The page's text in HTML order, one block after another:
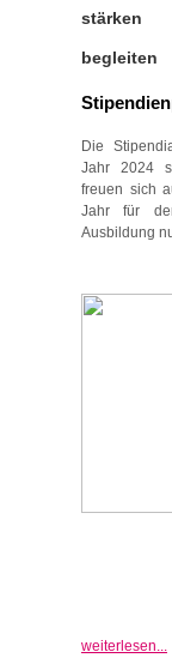
stärken
begleiten
Die
Jahr 2024
freuen sich
Jahr für
Ausbildung
weiterlesen...